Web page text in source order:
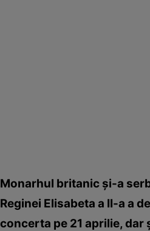
Monarhul britanic şi-a
Reginei Elisabeta a II-a a
concerta pe 21 aprilie, dar